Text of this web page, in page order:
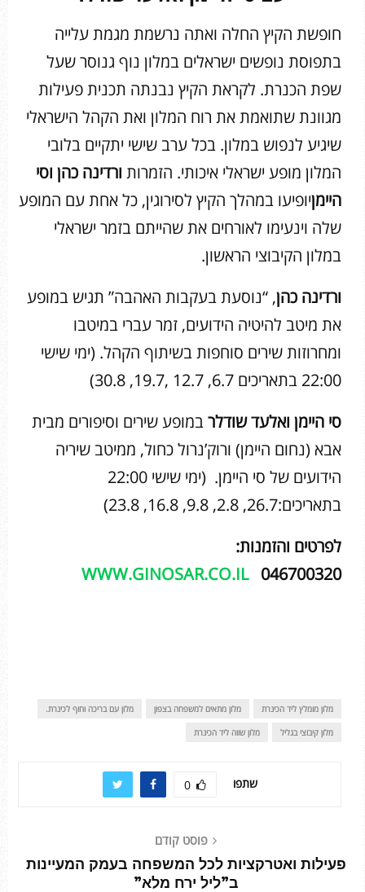
חופשת הקיץ החלה ואתה נרשמת מגמת עלייה
בתפוסת נופשים ישראלים במלון נוף גנוסר שעל
שפת הכנרת. לקראת הקיץ נבנתה תכנית פעילות
מגוונת שתואמת את רוח המלון ואת הקהל הישראלי
שיגיע לנפוש במלון. בכל ערב שישי יתקיים בלובי
המלון מופע ישראלי איכותי. הזמרות ורדינה כהן וסי
היימןיופיעו במהלך הקיץ לסירוגין, כל אחת עם המופע
שלה וינעימו לאורחים את שהייתם בזמר ישראלי
במלון הקיבוצי הראשון.
ורדינה כהן, “נוסעת בעקבות האהבה” תגיש במופע
את מיטב להיטיה הידועים, זמר עברי במיטבו
ומחרוזות שירים סוחפות בשיתוף הקהל. (ימי שישי
22:00 בתאריכים 6.7, 12.7 ,19.7, 30.8)
סי היימן ואלעד שודלרבמופע שירים וסיפורים מבית
אבא (נחום היימן) ורוק’נרול כחול, ממיטב שיריה
הידועים של סי היימן. (ימי שישי 22:00
בתאריכים:26.7, 2.8, 9.8, 16.8, 23.8)
לפרטים והזמנות:
046700320
WWW.GINOSAR.CO.IL
מלון מומלץ ליד הכינרת מלון מתאים למשפחה בצפון מלון עם בריכה וחוף לכינרת.
מלון קיבוצי בגליל מלון שווה ליד הכינרת
שתפו 0
פוסט קודם
פעילות ואטרקציות לכל המשפחה בעמק המעיינות
ב”ליל ירח מלא”